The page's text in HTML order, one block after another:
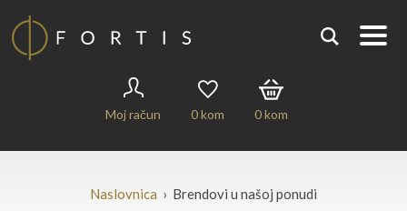
Moj račun 0kom 0kom
Naslovnica › Brendovi u našoj ponudi